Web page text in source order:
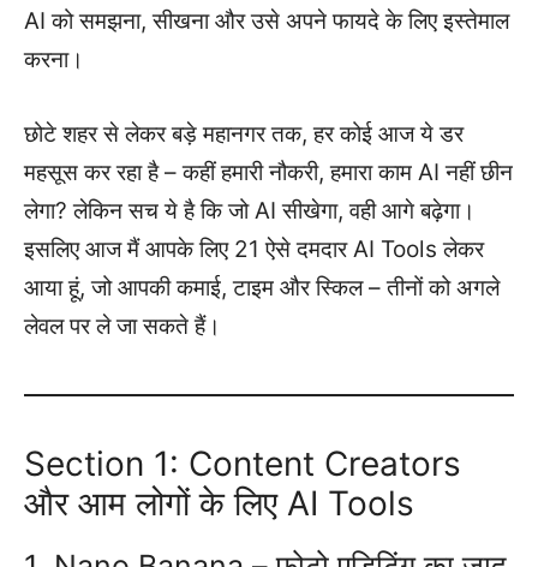
AI को समझना, सीखना और उसे अपने फायदे के लिए इस्तेमाल
करना।
छोटे शहर से लेकर बड़े महानगर तक, हर कोई आज ये डर
महसूस कर रहा है – कहीं हमारी नौकरी, हमारा काम AI नहीं छीन
लेगा? लेकिन सच ये है कि जो AI सीखेगा, वही आगे बढ़ेगा।
इसलिए आज मैं आपके लिए 21 ऐसे दमदार AI Tools लेकर
आया हूं, जो आपकी कमाई, टाइम और स्किल – तीनों को अगले
लेवल पर ले जा सकते हैं।
Section 1: Content Creators
और आम लोगों के लिए AI Tools